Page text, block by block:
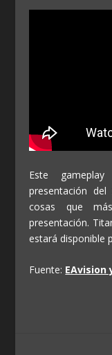
Este
presentación
cosas que
presentación.
estará disponible
Fuente: EAvision